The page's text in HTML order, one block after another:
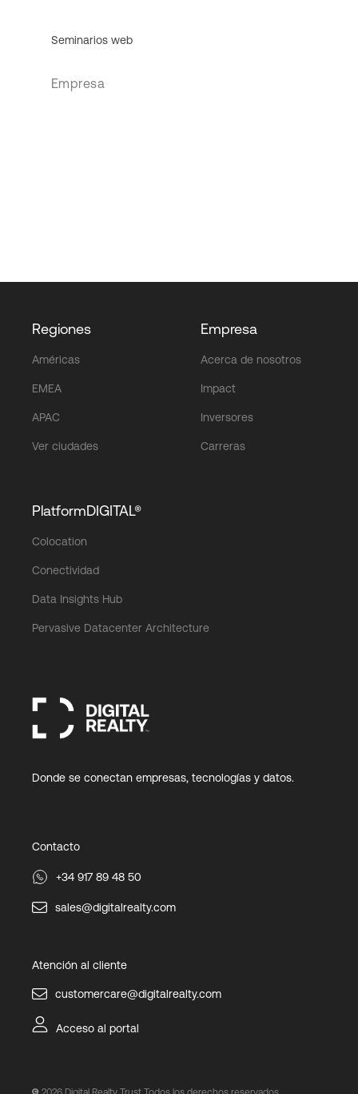
Seminarios web
Empresa
Regiones
Américas
EMEA
APAC
Ver ciudades
Empresa
Acerca de nosotros
Impact
Inversores
Carreras
PlatformDIGITAL®
Colocation
Conectividad
Data Insights Hub
Pervasive Datacenter Architecture
Donde se conectan empresas, tecnologías y datos.
Contacto
+34 917 89 48 50
sales@digitalrealty.com
Atención al cliente
customercare@digitalrealty.com
Acceso al portal